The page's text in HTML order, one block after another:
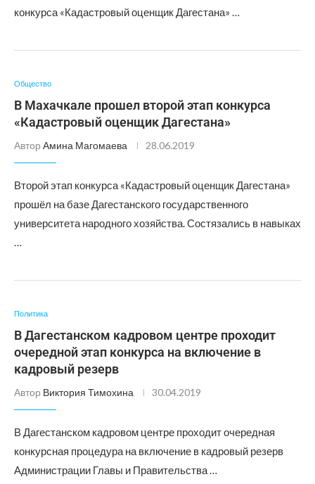
конкурса «Кадастровый оценщик Дагестана» …
Общество
В Махачкале прошел второй этап конкурса
«Кадастровый оценщик Дагестана»
Автор Амина Магомаева 28.06.2019
Второй этап конкурса «Кадастровый оценщик Дагестана»
прошёл на базе Дагестанского государственного
университета народного хозяйства. Состязались в навыках
…
Политика
В Дагестанском кадровом центре проходит
очередной этап конкурса на включение в
кадровый резерв
Автор Виктория Тимохина 30.04.2019
В Дагестанском кадровом центре проходит очередная
конкурсная процедура на включение в кадровый резерв
Администрации Главы и Правительства …